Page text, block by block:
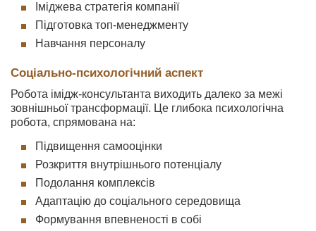
Іміджева стратегія компанії
Підготовка топ-менеджменту
Навчання персоналу
Соціально-психологічний аспект
Робота імідж-консультанта виходить далеко за межі
зовнішньої трансформації. Це глибока психологічна
робота, спрямована на:
Підвищення самооцінки
Розкриття внутрішнього потенціалу
Подолання комплексів
Адаптацію до соціального середовища
Формування впевненості в собі